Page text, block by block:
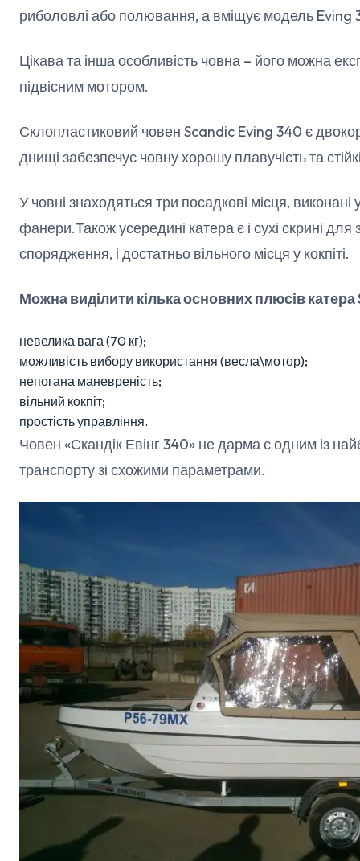
риболовлі або полювання, а вміщує модель Eving
Цікава та інша особливість човна – його можна
підвісним мотором.
Склопластиковий човен Scandic Eving 340 є
днищі забезпечує човну хорошу плавучість та
У човні знаходяться три посадкові місця, виконані
фанери.Також усередині катера є і сухі скрині для
спорядження, і достатньо вільного місця у кокпіті.
Можна виділити кілька основних плюсів
невелика вага (70 кг);
можливість вибору використання (весла\мотор);
непогана маневреність;
вільний кокпіт;
простість управління.
Човен «Скандік Евінг 340» не дарма є одним із
транспорту зі схожими параметрами.